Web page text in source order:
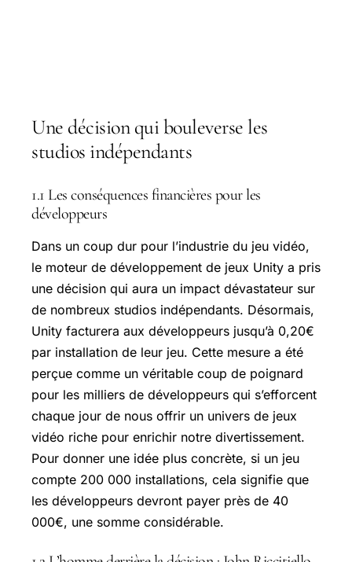
Une décision qui bouleverse les
studios indépendants
1.1 Les conséquences financières pour les
développeurs
Dans un coup dur pour l’industrie du jeu vidéo,
le moteur de développement de jeux Unity a pris
une décision qui aura un impact dévastateur sur
de nombreux studios indépendants. Désormais,
Unity facturera aux développeurs jusqu’à 0,20€
par installation de leur jeu. Cette mesure a été
perçue comme un véritable coup de poignard
pour les milliers de développeurs qui s’efforcent
chaque jour de nous offrir un univers de jeux
vidéo riche pour enrichir notre divertissement.
Pour donner une idée plus concrète, si un jeu
compte 200 000 installations, cela signifie que
les développeurs devront payer près de 40
000€, une somme considérable.